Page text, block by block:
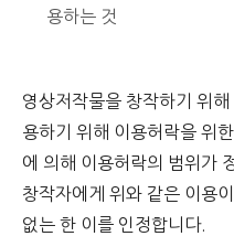
용하는 것
영상저작물을 창작하기 위
용하기 위해 이용허락을 위
에 의해 이용허락의 범위가
창작자에게 위와 같은 이용
없는 한 이를 인정합니다.